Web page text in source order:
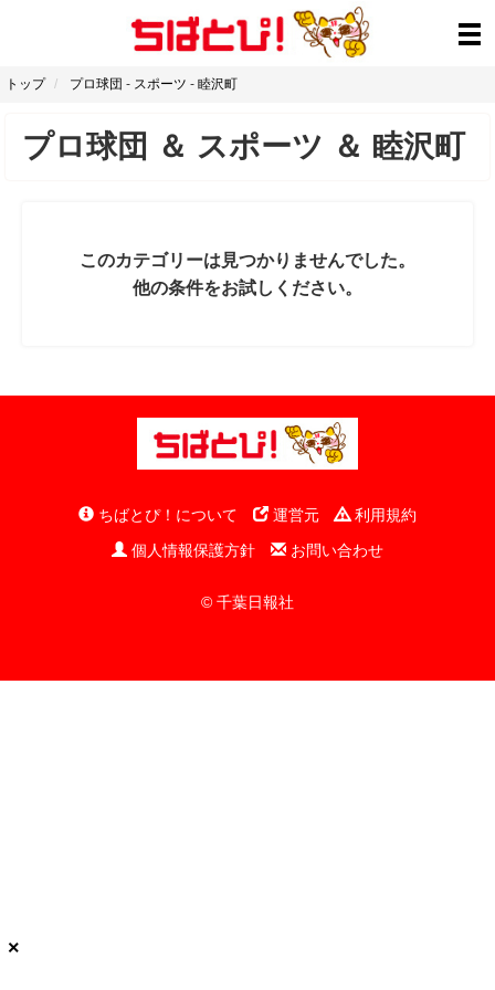
トップ プロ球団 - スポーツ - 睦沢町
プロ球団 ＆ スポーツ ＆ 睦沢町
このカテゴリーは見つかりませんでした。
他の条件をお試しください。
ちばとぴ！について 運営元
利用規約
個人情報保護方針
お問い合わせ
© 千葉日報社
×